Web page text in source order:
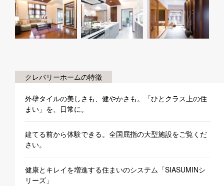
クレバリーホームの特徴
外壁タイルの美しさも、健やかさも。「ひとクラス上の住
まい」を、日常に。
建てる前から体験できる。全国屈指の大型施設をご覧くだ
さい。
健康とキレイを増進する住まいのシステム「SIASUMINシ
リーズ」